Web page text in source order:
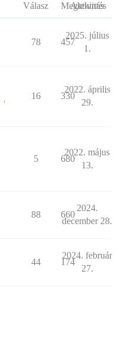
Válasz Megtekintés
Aktivitás
78 457
2025. július
1.
,
16 330
2022. április
29.
5 680
2022. május
13.
88 660
2024.
december 28.
44 174
2024. február
27.